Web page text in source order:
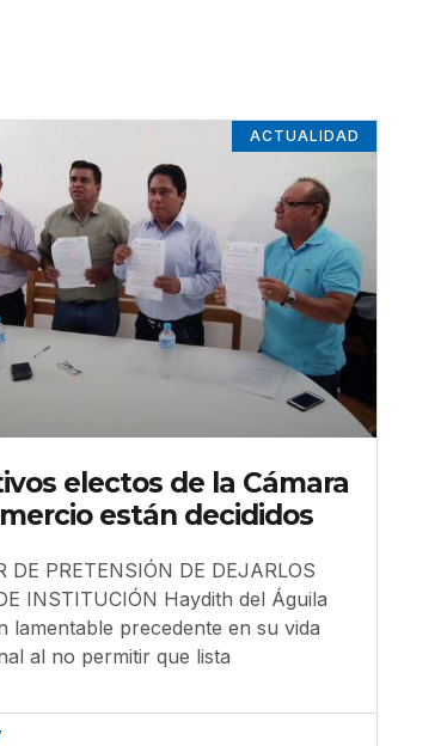
ACTUALIDAD
electos de la Cámara
están decididos
DE PRETENSIÓN DE DEJARLOS
INSTITUCIÓN Haydith del Águila
lamentable precedente en su vida
al no permitir que lista